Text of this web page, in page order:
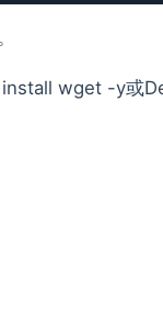
wget -y或